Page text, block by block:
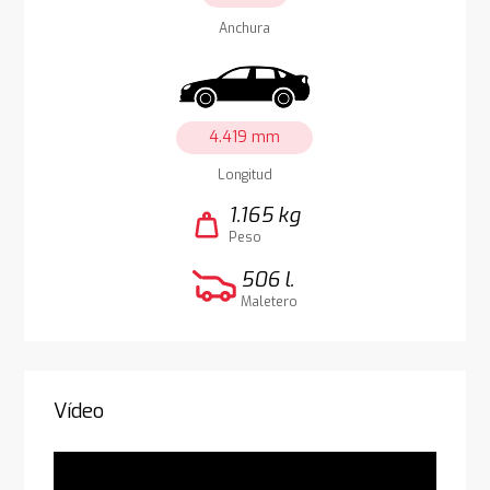
Anchura
4.419 mm
Longitud
weight 1.165 kg
Peso
506 l.
Maletero
Vídeo